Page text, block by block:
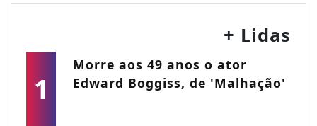
+ Lidas
1
Morre aos 49 anos o ator
Edward Boggiss, de 'Malhação'